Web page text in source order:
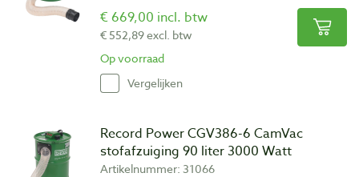
€ 669,00 incl. btw
€ 552,89 excl. btw
Op voorraad
Vergelijken
Record Power CGV386-6 CamVac
stofafzuiging 90 liter 3000 Watt
Artikelnummer: 31066